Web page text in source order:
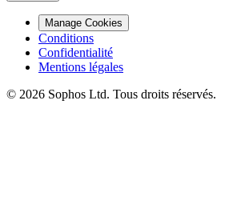
Manage Cookies
Conditions
Confidentialité
Mentions légales
© 2026 Sophos Ltd. Tous droits réservés.